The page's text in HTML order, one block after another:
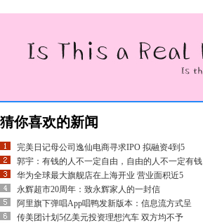
猜你喜欢的新闻
完美日记母公司逸仙电商寻求IPO 拟融资4到5
郭宇：有钱的人不一定自由，自由的人不一定有钱
华为全球最大旗舰店在上海开业 营业面积近5
永辉超市20周年：致永辉家人的一封信
阿里旗下弹唱App唱鸭发新版本：信息流方式呈
传美团计划5亿美元投资理想汽车 双方均不予